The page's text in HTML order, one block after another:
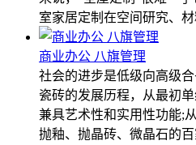
室家居定制在空间研究、
商业办公 八旗管理
社会的进步是低级向高级
瓷砖的发展历程，从最初
兼具艺术性和实用性功能;
抛釉、抛晶砖、微晶石的